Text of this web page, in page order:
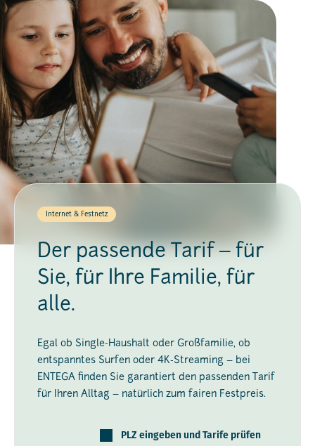
Internet & Festnetz
Der passende Tarif ‒ für
Sie, für Ihre Familie, für
alle.
Egal ob Single-Haushalt oder Großfamilie, ob
entspanntes Surfen oder 4K-Streaming – bei
ENTEGA finden Sie garantiert den passenden Tarif
für Ihren Alltag – natürlich zum fairen Festpreis.
PLZ eingeben und Tarife prüfen